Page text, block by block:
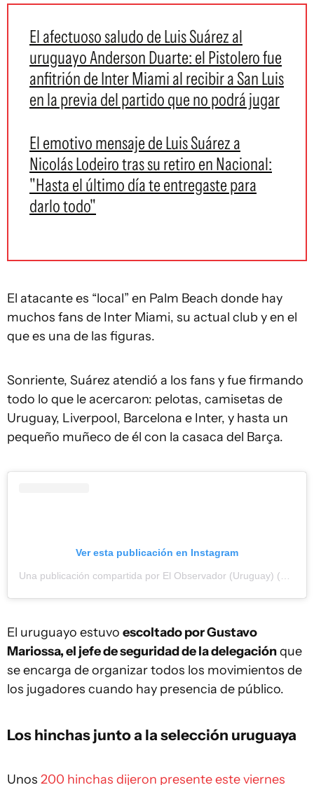
El afectuoso saludo de Luis Suárez al
uruguayo Anderson Duarte: el Pistolero fue
anfitrión de Inter Miami al recibir a San Luis
en la previa del partido que no podrá jugar
El emotivo mensaje de Luis Suárez a
Nicolás Lodeiro tras su retiro en Nacional:
"Hasta el último día te entregaste para
darlo todo"
El atacante es “local” en Palm Beach donde hay
muchos fans de Inter Miami, su actual club y en el
que es una de las figuras.
Sonriente, Suárez atendió a los fans y fue firmando
todo lo que le acercaron: pelotas, camisetas de
Uruguay, Liverpool, Barcelona e Inter, y hasta un
pequeño muñeco de él con la casaca del Barça.
Ver esta publicación en Instagram
El uruguayo estuvo escoltado por Gustavo
Mariossa, el jefe de seguridad de la delegaciónque
se encarga de organizar todos los movimientos de
los jugadores cuando hay presencia de público.
Los hinchas junto a la selección uruguaya
Unos 200 hinchas dijeron presente este viernes